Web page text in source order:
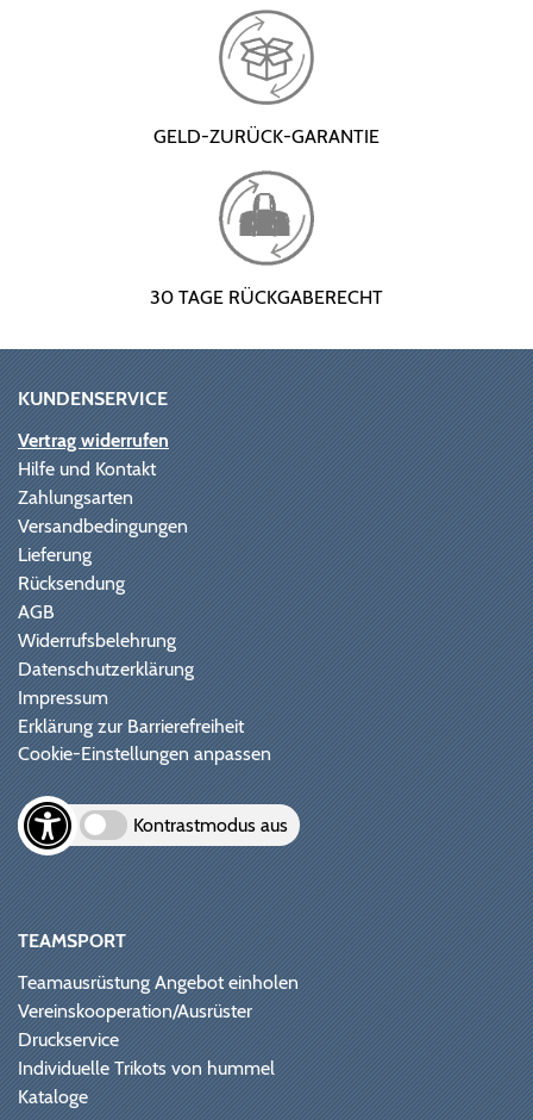
GELD-ZURÜCK-GARANTIE
30 TAGE RÜCKGABERECHT
KUNDENSERVICE
Vertrag widerrufen
Hilfe und Kontakt
Zahlungsarten
Versandbedingungen
Lieferung
Rücksendung
AGB
Widerrufsbelehrung
Datenschutzerklärung
Impressum
Erklärung zur Barrierefreiheit
Cookie-Einstellungen anpassen
Kontrastmodus aus
TEAMSPORT
Teamausrüstung Angebot einholen
Vereinskooperation/Ausrüster
Druckservice
Individuelle Trikots von hummel
Kataloge